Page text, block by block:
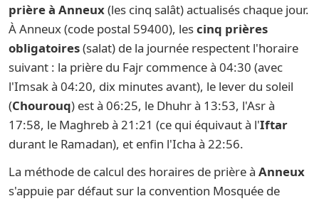
prière à Anneux(les cinq salât) actualisés chaque jour.
À Anneux (code postal 59400), lescinq prières
obligatoires(salat) de la journée respectent l'horaire
suivant : la prière du Fajr commence à 04:30 (avec
l'Imsak à 04:20, dix minutes avant), le lever du soleil
(Chourouq) est à 06:25, le Dhuhr à 13:53, l'Asr à
17:58, le Maghreb à 21:21 (ce qui équivaut à l'Iftar
durant le Ramadan), et enfin l'Icha à 22:56.
La méthode de calcul des horaires de prière à Anneux
s'appuie par défaut sur la convention Mosquée de